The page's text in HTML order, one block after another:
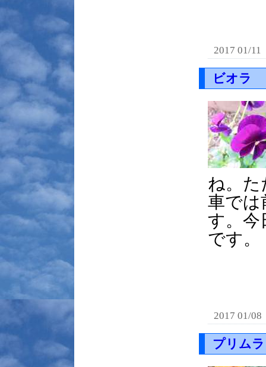
2017 01/11
ビオラ
ね。た
車では
す。今
です。
2017 01/08
プリム